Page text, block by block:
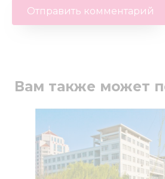
Вам также может